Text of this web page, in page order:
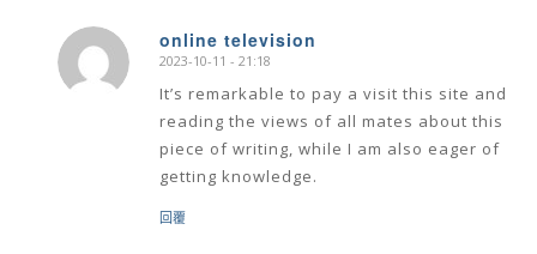
online television
says:
2023-10-11 - 21:18
It’s remarkable to pay a visit this site and
reading the views of all mates about this
piece of writing, while I am also eager of
getting knowledge.
回覆